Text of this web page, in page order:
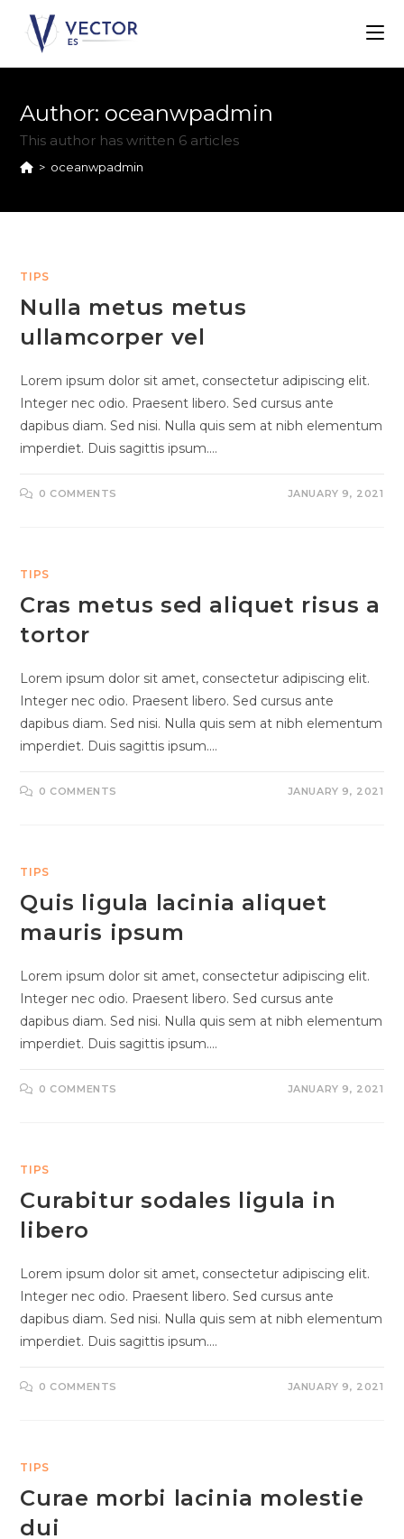
content
Author: oceanwpadmin
This author has written 6 articles
> oceanwpadmin
TIPS
Nulla metus metus
ullamcorper vel
Lorem ipsum dolor sit amet, consectetur adipiscing elit.
Integer nec odio. Praesent libero. Sed cursus ante
dapibus diam. Sed nisi. Nulla quis sem at nibh elementum
imperdiet. Duis sagittis ipsum.…
0 COMMENTS JANUARY 9, 2021
TIPS
Cras metus sed aliquet risus a
tortor
Lorem ipsum dolor sit amet, consectetur adipiscing elit.
Integer nec odio. Praesent libero. Sed cursus ante
dapibus diam. Sed nisi. Nulla quis sem at nibh elementum
imperdiet. Duis sagittis ipsum.…
0 COMMENTS JANUARY 9, 2021
TIPS
Quis ligula lacinia aliquet
mauris ipsum
Lorem ipsum dolor sit amet, consectetur adipiscing elit.
Integer nec odio. Praesent libero. Sed cursus ante
dapibus diam. Sed nisi. Nulla quis sem at nibh elementum
imperdiet. Duis sagittis ipsum.…
0 COMMENTS JANUARY 9, 2021
TIPS
Curabitur sodales ligula in
libero
Lorem ipsum dolor sit amet, consectetur adipiscing elit.
Integer nec odio. Praesent libero. Sed cursus ante
dapibus diam. Sed nisi. Nulla quis sem at nibh elementum
imperdiet. Duis sagittis ipsum.…
0 COMMENTS JANUARY 9, 2021
TIPS
Curae morbi lacinia molestie
dui